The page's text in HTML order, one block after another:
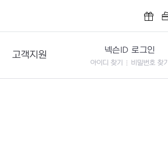
고객지원
문의하기
넥슨ID 로그인
아이디 찾기 비밀번호 찾기